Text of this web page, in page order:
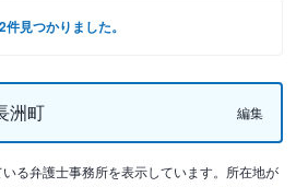
件見つかりました。
洲町 編集
る弁護士事務所を表示しています。所在地が